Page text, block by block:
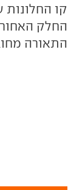
קו
החלק
התאורה